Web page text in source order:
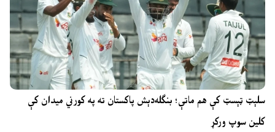
سلېټ ټېسټ کې هم ماتې؛ بنګله‌دېش پاکستان ته په کورني میدان کې
کلین سوپ ورکړ